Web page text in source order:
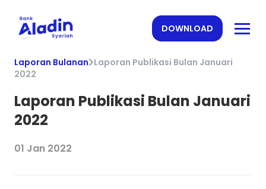
DOWNLOAD
Laporan Bulanan Laporan Publikasi Bulan Januari
2022
Laporan Publikasi Bulan Januari
2022
01 Jan 2022